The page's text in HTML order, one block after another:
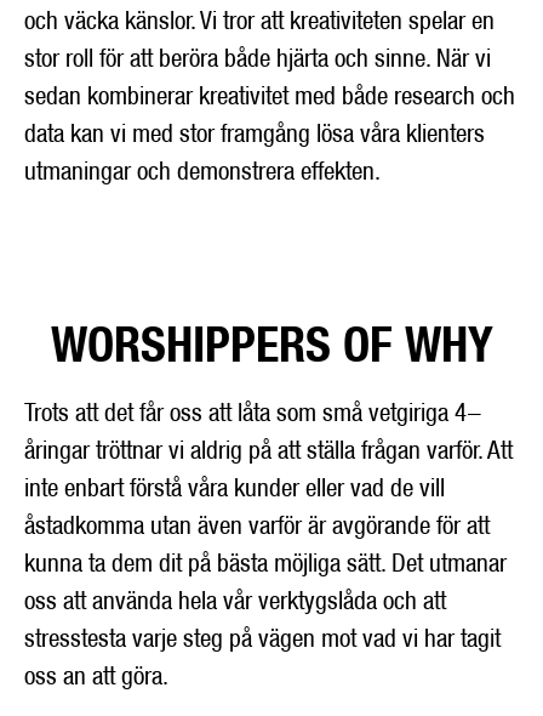
och väcka känslor. Vi tror att kreativiteten spelar en
stor roll för att beröra både hjärta och sinne. När vi
sedan kombinerar kreativitet med både research och
data kan vi med stor framgång lösa våra klienters
utmaningar och demonstrera effekten.
WORSHIPPERS OF WHY
Trots att det får oss att låta som små vetgiriga 4-
åringar tröttnar vi aldrig på att ställa frågan varför. Att
inte enbart förstå våra kunder eller vad de vill
åstadkomma utan även varför är avgörande för att
kunna ta dem dit på bästa möjliga sätt. Det utmanar
oss att använda hela vår verktygslåda och att
stresstesta varje steg på vägen mot vad vi har tagit
oss an att göra.